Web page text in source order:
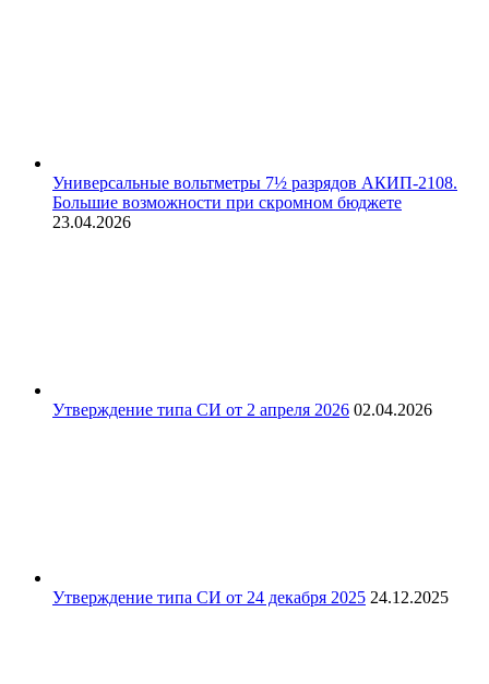
Универсальные вольтметры 7½ разрядов АКИП-2108.
Большие возможности при скромном бюджете
23.04.2026
Утверждение типа СИ от 2 апреля 2026 02.04.2026
Утверждение типа СИ от 24 декабря 2025 24.12.2025